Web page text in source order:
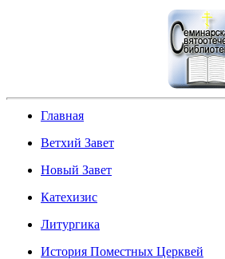
Главная
Ветхий Завет
Новый Завет
Катехизис
Литургика
История Поместных Церквей